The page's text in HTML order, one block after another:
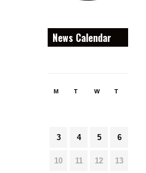
News Calendar
M T W T
3 4 5 6
10 11 12 13